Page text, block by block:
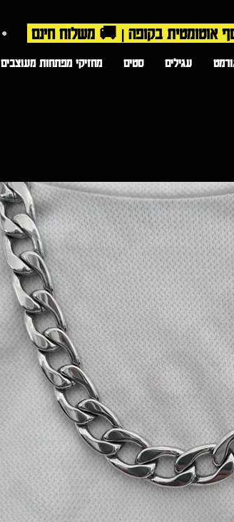
עגילים סטים מחזיקי מפתחות מעוצבים